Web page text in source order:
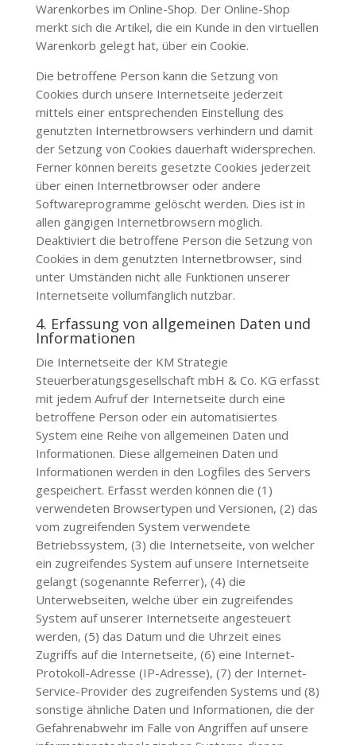
Warenkorbes im Online-Shop. Der Online-Shop
merkt sich die Artikel, die ein Kunde in den virtuellen
Warenkorb gelegt hat, über ein Cookie.
Die betroffene Person kann die Setzung von
Cookies durch unsere Internetseite jederzeit
mittels einer entsprechenden Einstellung des
genutzten Internetbrowsers verhindern und damit
der Setzung von Cookies dauerhaft widersprechen.
Ferner können bereits gesetzte Cookies jederzeit
über einen Internetbrowser oder andere
Softwareprogramme gelöscht werden. Dies ist in
allen gängigen Internetbrowsern möglich.
Deaktiviert die betroffene Person die Setzung von
Cookies in dem genutzten Internetbrowser, sind
unter Umständen nicht alle Funktionen unserer
Internetseite vollumfänglich nutzbar.
4. Erfassung von allgemeinen Daten und
Informationen
Die Internetseite der KM Strategie
Steuerberatungsgesellschaft mbH & Co. KG erfasst
mit jedem Aufruf der Internetseite durch eine
betroffene Person oder ein automatisiertes
System eine Reihe von allgemeinen Daten und
Informationen. Diese allgemeinen Daten und
Informationen werden in den Logfiles des Servers
gespeichert. Erfasst werden können die (1)
verwendeten Browsertypen und Versionen, (2) das
vom zugreifenden System verwendete
Betriebssystem, (3) die Internetseite, von welcher
ein zugreifendes System auf unsere Internetseite
gelangt (sogenannte Referrer), (4) die
Unterwebseiten, welche über ein zugreifendes
System auf unserer Internetseite angesteuert
werden, (5) das Datum und die Uhrzeit eines
Zugriffs auf die Internetseite, (6) eine Internet-
Protokoll-Adresse (IP-Adresse), (7) der Internet-
Service-Provider des zugreifenden Systems und (8)
sonstige ähnliche Daten und Informationen, die der
Gefahrenabwehr im Falle von Angriffen auf unsere